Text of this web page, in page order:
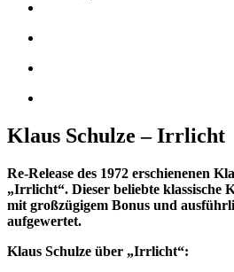
Klaus Schulze – Irrlicht
Re-Release des 1972 erschienenen
„Irrlicht“. Dieser beliebte klassische
mit großzügigem Bonus und
aufgewertet.
Klaus Schulze über „Irrlicht“: